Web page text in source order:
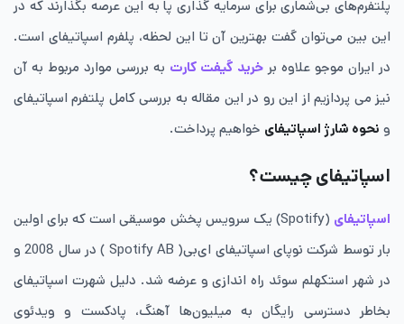
پلتفرم‌های بی‌شماری برای سرمایه گذاری پا به این عرصه بگذارند که در
این بین می‌توان گفت بهترین آن تا این لحظه، پلفرم اسپاتیفای است.
در ایران موجو علاوه بر خرید گیفت کارت به بررسی موارد مربوط به آن
نیز می پردازیم از این رو در این مقاله به بررسی کامل پلتفرم اسپاتیفای
و نحوه‌ شارژ اسپاتیفای خواهیم پرداخت.
اسپاتیفای چیست؟
اسپاتیفای
(Spotify) یک سرویس پخش موسیقی است که برای اولین
بار توسط شرکت نوپای اسپاتیفای ‌ای‌بی‌( Spotify AB ) در سال 2008 و
در شهر استکهلم سوئد راه اندازی و عرضه شد. دلیل شهرت اسپاتیفای
بخاطر دسترسی رایگان به میلیون‌ها آهنگ، پادکست و ویدئوی